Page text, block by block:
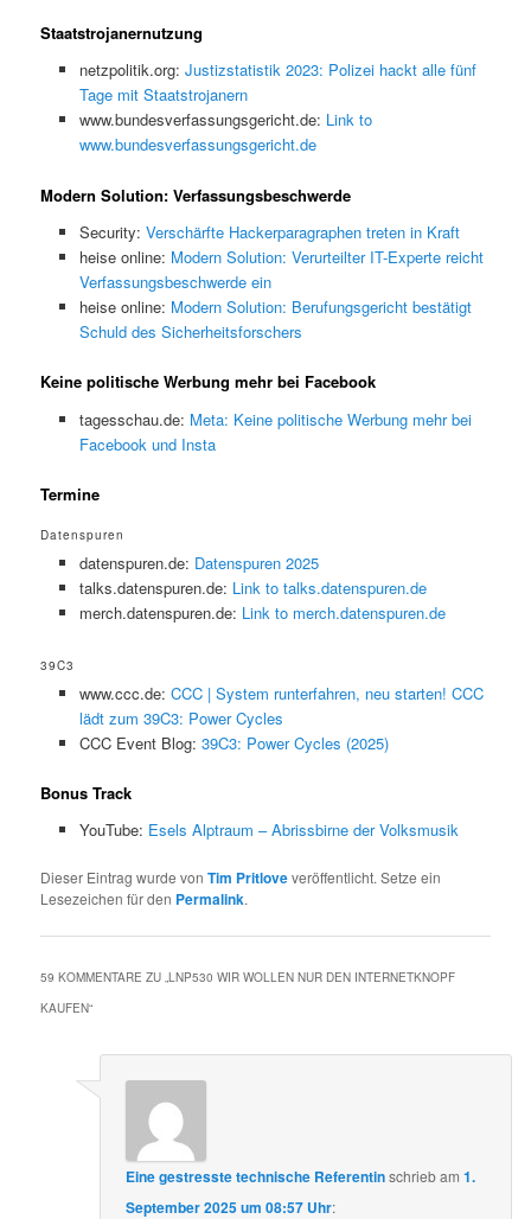
Staatstrojanernutzung
netzpolitik.org: Justizstatistik 2023: Polizei hackt alle fünf
Tage mit Staatstrojanern
www.bundesverfassungsgericht.de: Link to
www.bundesverfassungsgericht.de
Modern Solution: Verfassungsbeschwerde
Security: Verschärfte Hackerparagraphen treten in Kraft
heise online: Modern Solution: Verurteilter IT-Experte reicht
Verfassungsbeschwerde ein
heise online: Modern Solution: Berufungsgericht bestätigt
Schuld des Sicherheitsforschers
Keine politische Werbung mehr bei Facebook
tagesschau.de: Meta: Keine politische Werbung mehr bei
Facebook und Insta
Termine
Datenspuren
datenspuren.de: Datenspuren 2025
talks.datenspuren.de: Link to talks.datenspuren.de
merch.datenspuren.de: Link to merch.datenspuren.de
39C3
www.ccc.de: CCC | System runterfahren, neu starten! CCC
lädt zum 39C3: Power Cycles
CCC Event Blog: 39C3: Power Cycles (2025)
Bonus Track
YouTube: Esels Alptraum – Abrissbirne der Volksmusik
Dieser Eintrag wurde vonTim Pritloveveröffentlicht. Setze ein
Lesezeichen für den Permalink.
59 KOMMENTARE ZU „LNP530 WIR WOLLEN NUR DEN INTERNETKNOPF
KAUFEN“
Eine gestresste technische Referentinschriebam1.
September 2025 um 08:57 Uhr: